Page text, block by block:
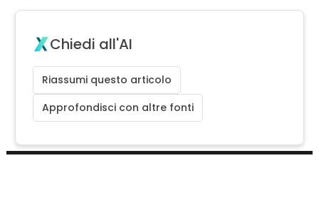
Chiedi all'AI
Riassumi questo articolo
Approfondisci con altre fonti